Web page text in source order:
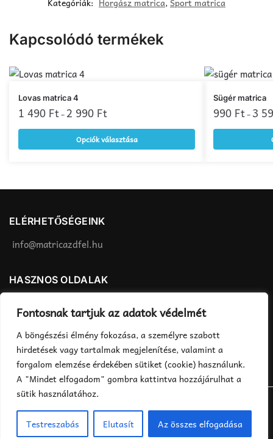
Fontosnak tartjuk az adatok védelmét
A böngészési élmény fokozása, a személyre szabott
hirdetések vagy tartalmak megjelenítése, valamint a
forgalom elemzése érdekében sütiket (cookie) használunk.
A "Mindet elfogadom" gombra kattintva hozzájárulhat a
sütik használatához.
Testreszabás Elutasít Az összes elfogadása
Kapcsolódó termékek
Lovas matrica 4
1 490 Ft– 2 990 Ft
Opciók választása
Ennek
a
terméknek
a
termékoldalon
választhatók
Sügér matrica
990 Ft– 3
Ennek
a
terméknek
ELÉRHETŐSÉGEINK
info@matricazdfel.hu
HASZNOS OLDALAK
Fizetés, szállítás
©2018 MatricázdFel.hu - Minden jog fenntartva